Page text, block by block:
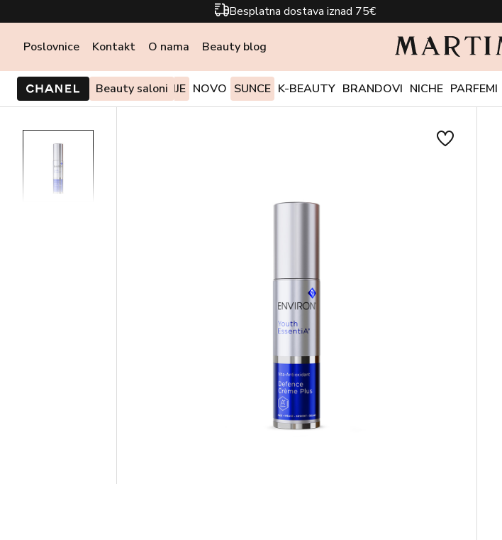
Besplatna dostava iznad 75€
Poslovnice Kontakt O nama Beauty blog
Beauty saloni
PONUDE I AKCIJE NOVO SUNCE K-BEAUTY BRANDOVI NICHE PARFEMI